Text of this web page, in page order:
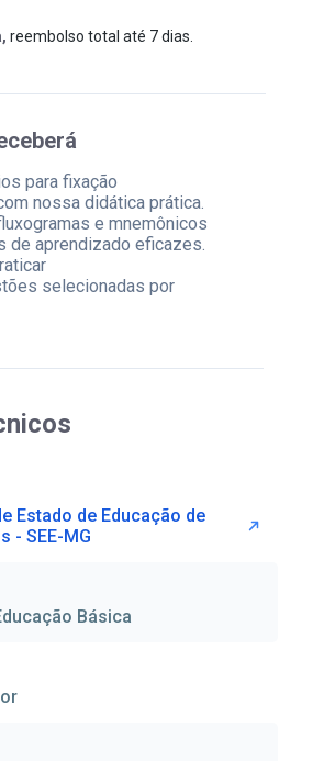
para fixação
nossa didática prática.
e mnemônicos
de aprendizado eficazes.
selecionadas por
reembolso total até 7 dias.
Estado de Educação de
- SEE-MG
Básica